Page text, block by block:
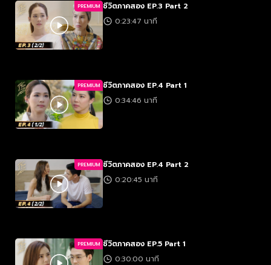
PREMIUM ชีวิตภาคสอง EP.3 Part 2
0:23:47 นาที
PREMIUM ชีวิตภาคสอง EP.4 Part 1
0:34:46 นาที
PREMIUM ชีวิตภาคสอง EP.4 Part 2
0:20:45 นาที
PREMIUM ชีวิตภาคสอง EP.5 Part 1
0:30:00 นาที